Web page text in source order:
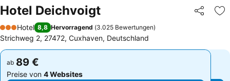
Hotel Deichvoigt Teilen
3 Sterne
Hotel 8,8 Hervorragend (3.025 Bewertungen)
Strichweg 2, 27472, Cuxhaven, Deutschland
ab 89 €
Preise von 4 Websites
ab 89 €
Preise von 4 Websites